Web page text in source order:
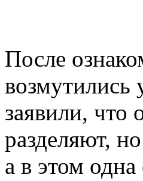
После
возмутились
заявили, что
разделяют,
а в этом